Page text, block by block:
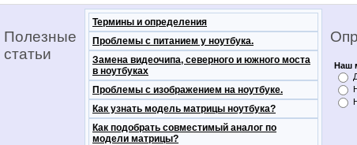
Полезные
статьи
Термины и определения
Проблемы с питанием у ноутбука.
Замена видеочипа, северного и южного моста
в ноутбуках
Проблемы с изображением на ноутбуке.
Как узнать модель матрицы ноутбука?
Как подобрать совместимый аналог по
модели матрицы?
Наш